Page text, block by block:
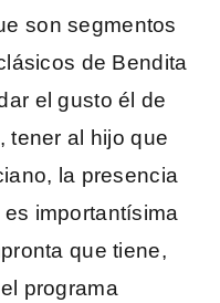
son segmentos
de Bendita
el gusto él de
tener al hijo que
la presencia
importantísima
que tiene,
programa